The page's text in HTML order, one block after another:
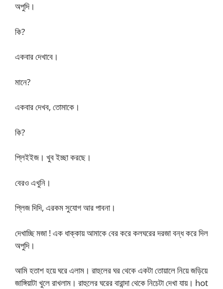
অপুদি।
কি?
একবার দেখাবে।
মানে?
একবার দেখব, তোমাকে।
কি?
প্লিইইজ। খুব ইচ্ছা করছে।
বেরও এখুনি।
প্লিজ দিদি, এরকম সুযোগ আর পাবনা।
দেখাচ্ছি মজা ! এক ধাক্কায় আমাকে বের করে কলঘরের দরজা বন্ধ করে দিল
অপুদি।
আমি হতাশ হয়ে ঘরে এলাম। রাহুলের ঘর থেকে একটা তোয়ালে নিয়ে জড়িয়ে
জাঙ্গিয়াটা খুলে রাখলাম। রাহুলের ঘরের বারান্দা থেকে নিচেটা দেখা যায়। hot